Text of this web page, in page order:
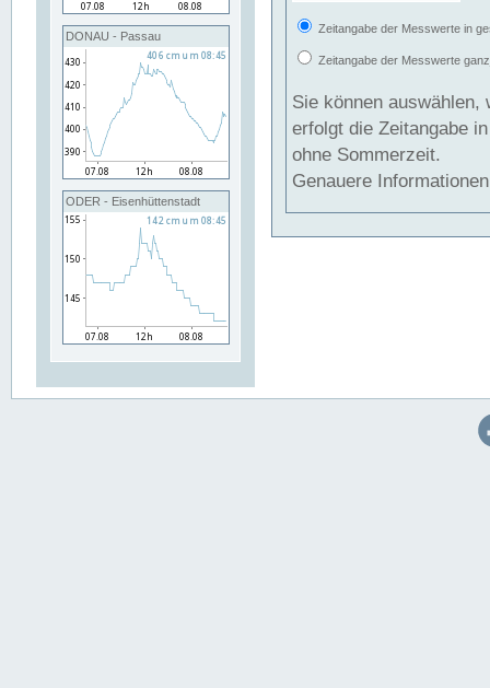
DONAU - Passau
ODER - Eisenhüttenstadt
Zeitangabe der Messwerte in
Zeitangabe der Messwerte
Sie können auswählen,
erfolgt die Zeitangabe
ohne Sommerzeit.
Genauere